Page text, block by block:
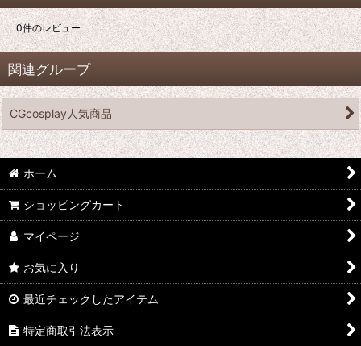
0件のレビュー
関連グループ
CGcosplay人気商品
ホーム
ショッピングカート
マイページ
お気に入り
最近チェックしたアイテム
特定商取引法表示